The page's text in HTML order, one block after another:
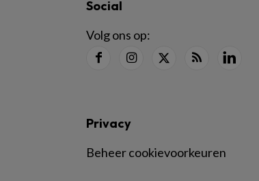
Social
Volg ons op:
Privacy
Beheer cookievoorkeuren